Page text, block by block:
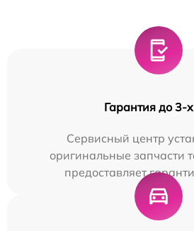
Гарантия до 3-х
Сервисный центр
оригинальные запчасти
предоставляет